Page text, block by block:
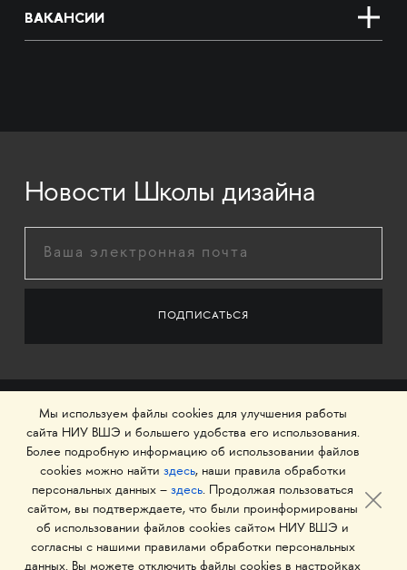
ВАКАНСИИ
Новости Школы дизайна
© 1993–2026 Национальный исследовательский
университет «Высшая школа экономики»
Мы используем файлы cookies для улучшения работы
сайта НИУ ВШЭ и большего удобства его использования.
Более подробную информацию об использовании файлов
cookies можно найти здесь, наши правила обработки
персональных данных – здесь. Продолжая пользоваться
сайтом, вы подтверждаете, что были проинформированы
об использовании файлов cookies сайтом НИУ ВШЭ и
согласны с нашими правилами обработки персональных
данных. Вы можете отключить файлы cookies в настройках